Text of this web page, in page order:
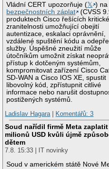
Vládní CERT upozorňuje (𝕏 )
bezpečnostních záplat
(CVSS
produktech Cisco řešících kritické
zranitelnosti umožňující obejití
autentizace, eskalaci oprávnění,
vzdálené spuštění kódu a
služby. Úspěšné zneužití může
útočníkům umožnit získat
přístup k dotčeným systémům,
kompromitovat zařízení Cisco
SD-WAN a Cisco IOS XE, spustit
libovolný kód, zpřístupnit citlivé
informace nebo narušit
postižených systémů.
Ladislav Hagara| Komentářů: 3
Soud nařídil firmě Meta zaplatit
milionů USD kvůli újmě
dětem
7.8. 15:33 | IT novinky
Soud v americkém státě Nové